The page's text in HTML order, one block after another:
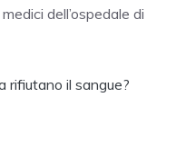
dell’ospedale di
rifiutano il sangue?